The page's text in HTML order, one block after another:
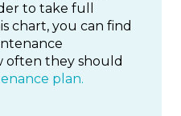
to take full
chart, you can find
often they should
plan.